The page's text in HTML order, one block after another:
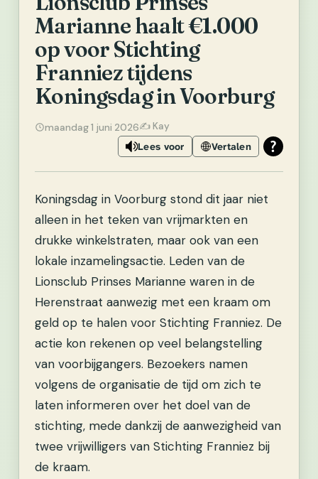
Marianne haalt €1.000
op voor Stichting
Franniez tijdens
Koningsdag in Voorburg
maandag 1 juni 2026✍️ Kay
Lees voor Vertalen
Koningsdag in Voorburg stond dit jaar niet
alleen in het teken van vrijmarkten en
drukke winkelstraten, maar ook van een
lokale inzamelingsactie. Leden van de
Lionsclub Prinses Marianne waren in de
Herenstraat aanwezig met een kraam om
geld op te halen voor Stichting Franniez. De
actie kon rekenen op veel belangstelling
van voorbijgangers. Bezoekers namen
volgens de organisatie de tijd om zich te
laten informeren over het doel van de
stichting, mede dankzij de aanwezigheid van
twee vrijwilligers van Stichting Franniez bij
de kraam.